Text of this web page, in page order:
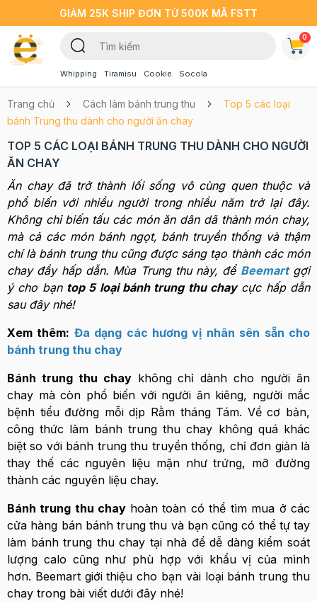
GIẢM 25K SHIP ĐƠN TỪ 500K MÃ FSTT
Whipping Tiramisu Cookie Socola
0
Trang chủ Cách làm bánh trung thu
Top 5 các loại
bánh Trung thu dành cho người ăn chay
TOP 5 CÁC LOẠI BÁNH TRUNG THU DÀNH CHO NGƯỜI
ĂN CHAY
Ăn chay đã trở thành lối sống vô cùng quen thuộc và
phổ biến với nhiều người trong nhiều năm trở lại đây.
Không chỉ biến tấu các món ăn dân dã thành món chay,
mà cả các món bánh ngọt, bánh truyền thống và thậm
chí là bánh trung thu cũng được sáng tạo thành các món
chay đầy hấp dẫn. Mùa Trung thu này, để Beemartgợi
ý cho bạn top 5 loại bánh trung thu chaycực hấp dẫn
sau đây nhé!
Xem thêm: Đa dạng các hương vị nhân sên sẵn cho
bánh trung thu chay
Bánh trung thu chaykhông chỉ dành cho người ăn
chay mà còn phổ biến với người ăn kiêng, người mắc
bệnh tiểu đường mỗi dịp Rằm tháng Tám. Về cơ bản,
công thức làm bánh trung thu chay không quá khác
biệt so với bánh trung thu truyền thống, chỉ đơn giản là
thay thế các nguyên liệu mặn như trứng, mỡ đường
thành các nguyên liệu chay.
Bánh trung thu chay hoàn toàn có thể tìm mua ở các
cửa hàng bán bánh trung thu và bạn cũng có thể tự tay
làm bánh trung thu chay tại nhà để dễ dàng kiểm soát
lượng calo cũng như phù hợp với khẩu vị của mình
hơn. Beemart giới thiệu cho bạn vài loại bánh trung thu
chay trong bài viết dưới đây nhé!